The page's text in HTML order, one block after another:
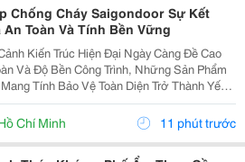
Chống Cháy Saigondoor Sự Kết
An Toàn Và Tính Bền Vững
Kiến Trúc Hiện Đại Ngày Càng Đề Cao
Và Độ Bền Công Trình, Những Sản Phẩm
Tính Bảo Vệ Toàn Diện Trở Thành Yếu
Trong Nhiều Dự Án. Đặc Biệt, Khi Những
Nổ Trong Các Tòa Nhà Cao Tầng, Nhà...
Chí Minh 11 phút trước